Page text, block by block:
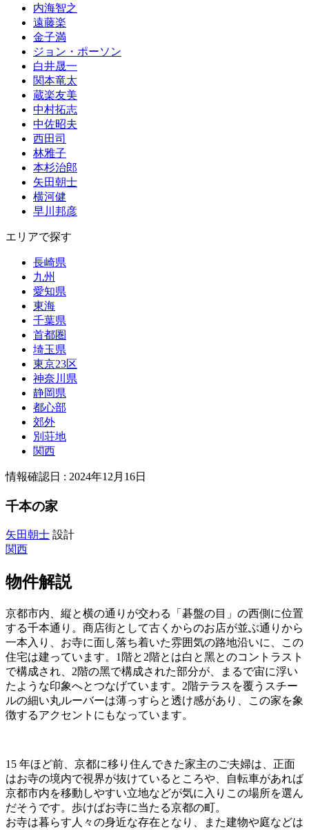
内海智之
遠藤楽
金子満
ジョン・ポーソン
白井晟一
関本竜太
蔵楽友美
中村拓志
中佐昭夫
西田司
林雅子
本杉治郎
矢田朝士
横河健
早川邦彦
エリアで探す
長崎県
九州
愛知県
東海
千葉県
首都圏
埼玉県
東京23区
神奈川県
静岡県
都心部
郊外
別荘地
関西
情報確認日 : 2024年12月16日
千本の家
矢田朝士 設計
関西
物件解説
京都市内、縦と横の通りが交わる「碁盤の⽬」の⻄側に位置
する千本通り。商店街として古くからのお店が並ぶ通りから
⼀本⼊り、お寺に⾯し落ち着いた雰囲気の路地沿いに、この
住宅は建っています。1階と2階とは⽩と⿊とのコントラスト
で構成され、2階の⿊で構成された部分が、まるで宙に浮い
たような印象へとつなげています。2階テラスを覆うスチー
ルの細い丸ルーバーは薄っすらと透け感があり、この家を象
徴するアクセントにもなっています。
15 年ほど前、京都に移り住んできた家主のご夫婦は、正⾯
はお寺の境内で視界が抜けているところや、⾃転⾞があれば
京都市内を移動しやすい⽴地などが気に⼊りこの場所を選ん
だそうです。歩けばお寺に当たる京都の町。
お寺は暮らす⼈々の⾝近な存在となり、また建物や庭などは